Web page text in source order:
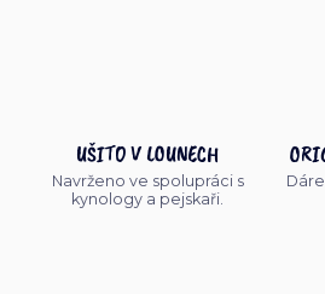
UŠITO V LOUNECH
Navrženo ve spolupráci s
kynology a pejskaři.